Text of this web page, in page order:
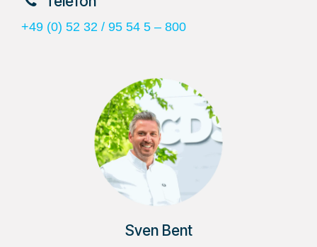
+49 (0) 52 32 / 95 54 5 – 800
Sven Bent